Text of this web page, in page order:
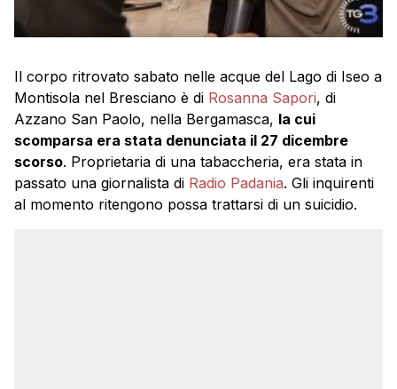
Il corpo ritrovato sabato nelle acque del Lago di Iseo a
Montisola nel Bresciano è di Rosanna Sapori, di
Azzano San Paolo, nella Bergamasca, la cui
scomparsa era stata denunciata il 27 dicembre
scorso. Proprietaria di una tabaccheria, era stata in
passato una giornalista di Radio Padania. Gli inquirenti
al momento ritengono possa trattarsi di un suicidio.